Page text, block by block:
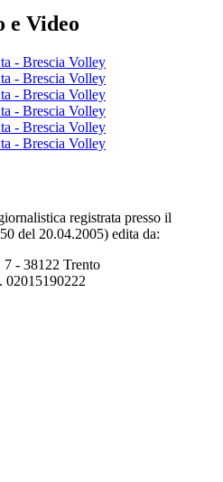
e Video
- Brescia Volley
- Brescia Volley
- Brescia Volley
- Brescia Volley
- Brescia Volley
- Brescia Volley
registrata presso il
del 20.04.2005) edita da:
7 - 38122 Trento
02015190222